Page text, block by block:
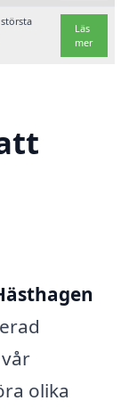
Läs
mer
olika